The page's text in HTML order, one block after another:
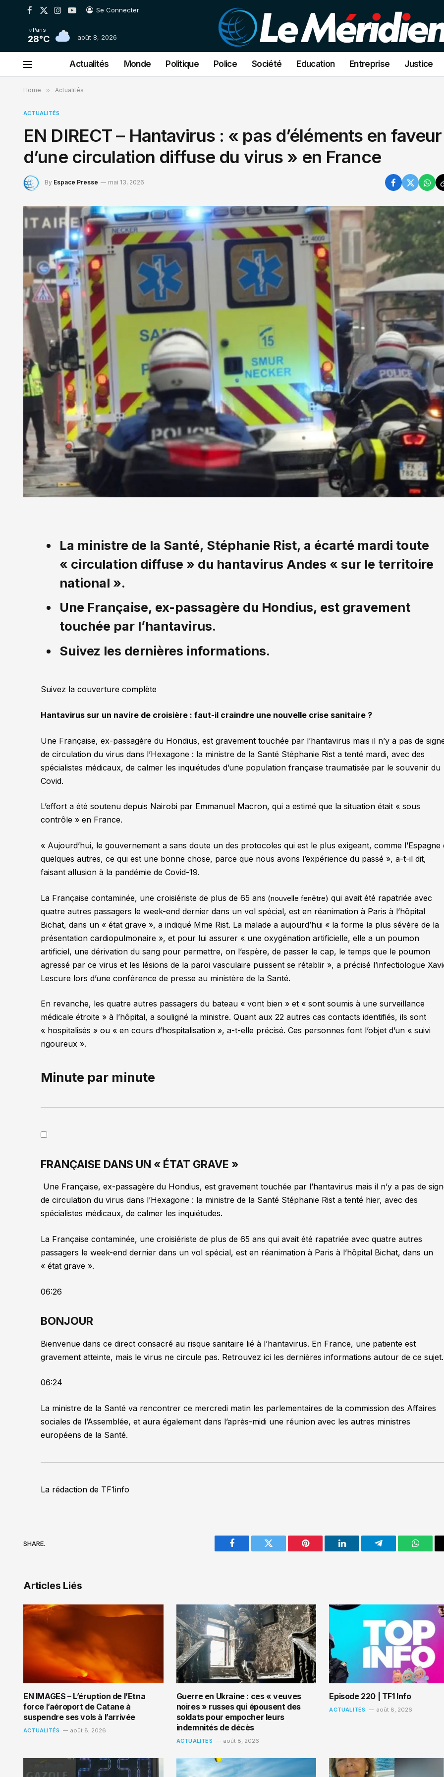
Facebook
X
Instagram
YouTube
Se Connecter
Paris
28°C août 8, 2026
Actualités Monde Politique Police Société Education Entreprise Justice
Home » Actualités
ACTUALITÉS
EN DIRECT – Hantavirus : « pas d’éléments en faveur
d’une circulation diffuse du virus » en France
By Espace Presse mai 13, 2026
La ministre de la Santé, Stéphanie Rist, a écarté mardi toute
« circulation diffuse » du hantavirus Andes « sur le territoire
national ».
Une Française, ex-passagère du Hondius, est gravement
touchée par l’hantavirus.
Suivez les dernières informations.
Suivez la couverture complète
Hantavirus sur un navire de croisière : faut-il craindre une nouvelle crise sanitaire ?
Une Française, ex-passagère du Hondius, est gravement touchée par l’hantavirus mais il n’y a pas de
de circulation du virus dans l’Hexagone : la ministre de la Santé Stéphanie Rist a tenté mardi, avec des
spécialistes médicaux, de calmer les inquiétudes d’une population française traumatisée par le souvenir du
Covid.
L’effort a été soutenu depuis Nairobi par Emmanuel Macron, qui a estimé que la situation était « sous
contrôle » en France.
« Aujourd’hui, le gouvernement a sans doute un des protocoles qui est le plus exigeant, comme l’Espagne
quelques autres, ce qui est une bonne chose, parce que nous avons l’expérience du passé », a-t-il dit,
faisant allusion à la pandémie de Covid-19.
La Française contaminée, une croisiériste de plus de 65 ans (nouvelle fenêtre) qui avait été rapatriée avec
quatre autres passagers le week-end dernier dans un vol spécial, est en réanimation à Paris à l’hôpital
Bichat, dans un « état grave », a indiqué Mme Rist. La malade a aujourd’hui « la forme la plus sévère de la
présentation cardiopulmonaire », et pour lui assurer « une oxygénation artificielle, elle a un poumon
artificiel, une dérivation du sang pour permettre, on l’espère, de passer le cap, le temps que le poumon
agressé par ce virus et les lésions de la paroi vasculaire puissent se rétablir », a précisé l’infectiologue
Lescure lors d’une conférence de presse au ministère de la Santé.
En revanche, les quatre autres passagers du bateau « vont bien »et « sont soumis à une surveillance
médicale étroite » à l’hôpital, a souligné la ministre. Quant aux 22 autres cas contacts identifiés, ils sont
« hospitalisés » ou « en cours d’hospitalisation », a-t-elle précisé. Ces personnes font l’objet d’un « suivi
rigoureux ».
Minute par minute
FRANÇAISE DANS UN « ÉTAT GRAVE »
Une Française, ex-passagère du Hondius, est gravement touchée par l’hantavirus mais il n’y a pas de
de circulation du virus dans l’Hexagone : la ministre de la Santé Stéphanie Rist a tenté hier, avec des
spécialistes médicaux, de calmer les inquiétudes.
La Française contaminée, une croisiériste de plus de 65 ans qui avait été rapatriée avec quatre autres
passagers le week-end dernier dans un vol spécial, est en réanimation à Paris à l’hôpital Bichat, dans un
« état grave ».
06:26
BONJOUR
Bienvenue dans ce direct consacré au risque sanitaire lié à l’hantavirus. En France, une patiente est
gravement atteinte, mais le virus ne circule pas. Retrouvez ici les dernières informations autour de ce sujet.
06:24
La ministre de la Santé va rencontrer ce mercredi matin les parlementaires de la commission des Affaires
sociales de l’Assemblée, et aura également dans l’après-midi une réunion avec les autres ministres
européens de la Santé.
La rédaction de TF1info
SHARE.
Facebook Twitter Pinterest LinkedIn Telegram
Articles Liés
EN IMAGES – L’éruption de l’Etna
force l’aéroport de Catane à
suspendre ses vols à l’arrivée
ACTUALITÉS août 8, 2026
Guerre en Ukraine : ces « veuves
noires » russes qui épousent des
soldats pour empocher leurs
indemnités de décès
ACTUALITÉS août 8, 2026
Episode 220 | TF1 Info
ACTUALITÉS août 8, 2026